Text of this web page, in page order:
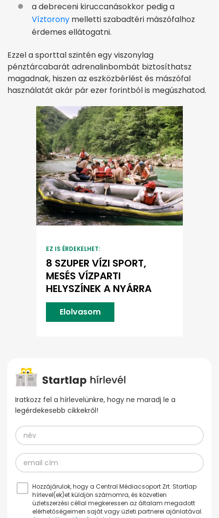
a debreceni kiruccanásokkor pedig a
Víztorony melletti szabadtéri mászófalhoz
érdemes ellátogatni.
Ezzel a sporttal szintén egy viszonylag
pénztárcabarát adrenalinbombát biztosíthatsz
magadnak, hiszen az eszközbérlést és mászófal
használatát akár pár ezer forintból is megúszhatod.
EZ IS ÉRDEKELHET:
8 SZUPER VÍZI SPORT,
MESÉS VÍZPARTI
HELYSZÍNEK A NYÁRRA
Elolvasom
Iratkozz fel a hírlevelünkre, hogy ne maradj le a
legérdekesebb cikkekről!
Hozzájárulok, hogy a Central Médiacsoport Zrt. Startlap
hírlevel(ek)et küldjön számomra, és közvetlen
üzletszerzési céllal megkeressen az általam megadott
elérhetőségeimen saját vagy üzleti partnerei ajánlatával.